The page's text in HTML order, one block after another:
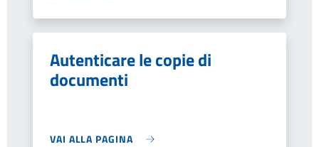
Autenticare le copie di
documenti
VAI ALLA PAGINA